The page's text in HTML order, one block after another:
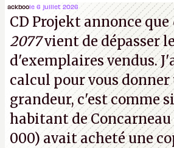
(Dishonored, Deathloop)
prochaines victimes, puisque
vouloir se séparer du studio.A.
ackboole 6 juillet 2026
CD Projekt annonce que
2077vient de dépasser
d'exemplaires vendus.
calcul pour vous donner
grandeur, c'est comme
habitant de
000) avait acheté une